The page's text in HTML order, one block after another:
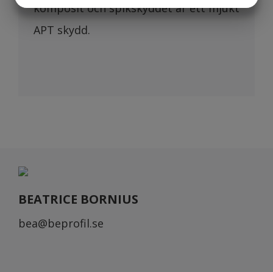
komposit och spikskyddet är ett mjukt
APT skydd.
BEATRICE BORNIUS
bea@beprofil.se